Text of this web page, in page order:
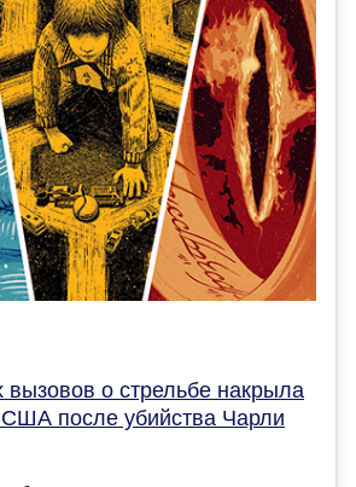
о стрельбе накрыла
США после убийства Чарли